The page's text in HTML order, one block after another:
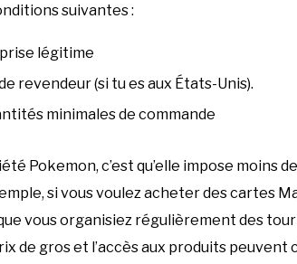
suivantes :
légitime
revendeur (si tu es aux États-Unis).
minimales de commande
Pokemon, c’est qu’elle impose moins
si vous voulez acheter des cartes
vous organisiez régulièrement des
de gros et l’accès aux produits peuvent